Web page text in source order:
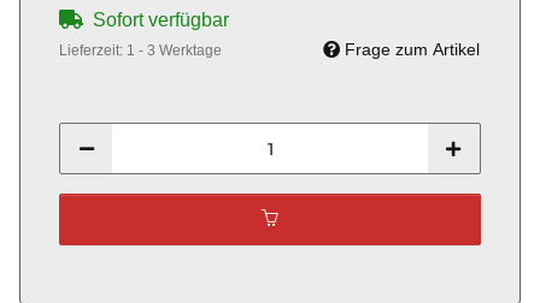
Sofort verfügbar
Lieferzeit: 1 - 3 Werktage Frage zum Artikel